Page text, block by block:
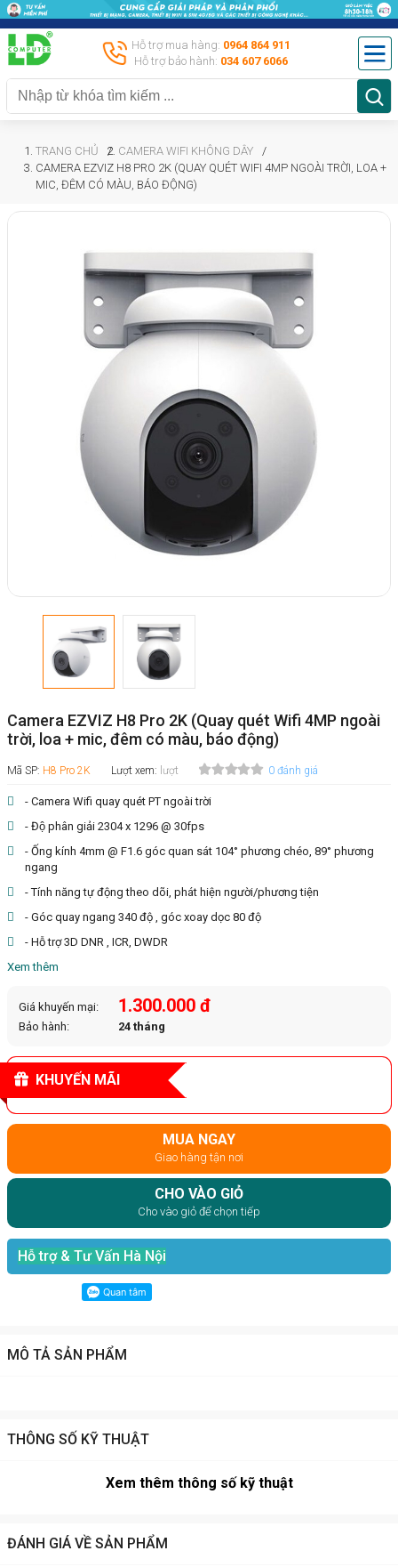
Hỗ trợ mua hàng: 0964 864 911
Hỗ trợ bảo hành: 034 607 6066
TRANG CHỦ
CAMERA WIFI KHÔNG DÂY
CAMERA EZVIZ H8 PRO 2K (QUAY QUÉT WIFI 4MP NGOÀI TRỜI, LOA +
MIC, ĐÊM CÓ MÀU, BÁO ĐỘNG)
Camera EZVIZ H8 Pro 2K (Quay quét Wifi 4MP ngoài
trời, loa + mic, đêm có màu, báo động)
Mã SP: H8 Pro 2K Lượt xem: lượt 0 đánh giá
- Camera Wifi quay quét PT ngoài trời
- Độ phân giải 2304 x 1296 @ 30fps
- Ống kính 4mm @ F1.6 góc quan sát 104° phương chéo, 89° phương
ngang
- Tính năng tự động theo dõi, phát hiện người/phương tiện
- Góc quay ngang 340 độ , góc xoay dọc 80 độ
- Hỗ trợ 3D DNR , ICR, DWDR
Xem thêm
Giá khuyến mại: 1.300.000 đ
Bảo hành: 24 tháng
KHUYẾN MÃI
MUA NGAY
Giao hàng tận nơi
CHO VÀO GIỎ
Cho vào giỏ để chọn tiếp
Hỗ trợ & Tư Vấn Hà Nội
MÔ TẢ SẢN PHẨM
THÔNG SỐ KỸ THUẬT
Xem thêm thông số kỹ thuật
ĐÁNH GIÁ VỀ SẢN PHẨM